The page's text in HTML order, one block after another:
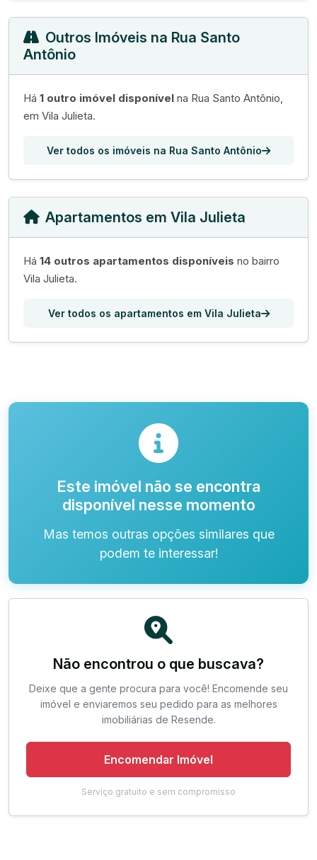
Outros Imóveis na Rua Santo
Antônio
Há 1 outro imóvel disponível na Rua Santo Antônio,
em Vila Julieta.
Ver todos os imóveis na Rua Santo Antônio
Apartamentos em Vila Julieta
Há 14 outros apartamentos disponíveis no bairro
Vila Julieta.
Ver todos os apartamentos em Vila Julieta
Este imóvel não se encontra
disponível nesse momento
Mas temos outras opções similares que
podem te interessar!
Não encontrou o que buscava?
Deixe que a gente procura para você! Encomende seu
imóvel e enviaremos seu pedido para as melhores
imobiliárias de Resende.
Encomendar Imóvel
Serviço gratuito e sem compromisso